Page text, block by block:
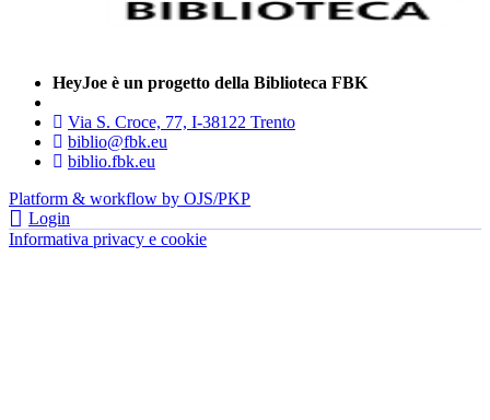
HeyJoe è un progetto della Biblioteca FBK
Via S. Croce, 77, I-38122 Trento
biblio@fbk.eu
biblio.fbk.eu
Platform & workflow by OJS/PKP
Login
Informativa privacy e cookie